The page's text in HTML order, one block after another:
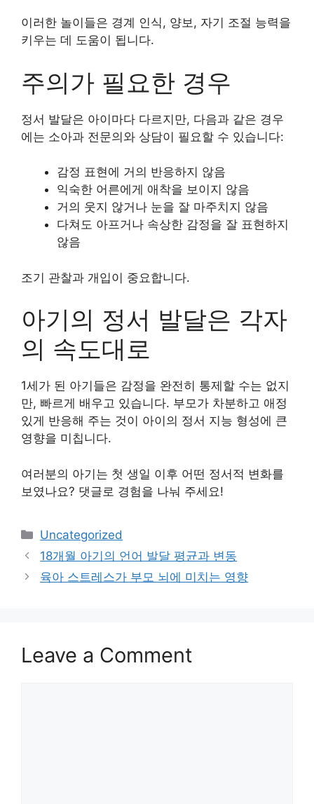
이러한 놀이들은 경계 인식, 양보, 자기 조절 능력을
키우는 데 도움이 됩니다.
주의가 필요한 경우
정서 발달은 아이마다 다르지만, 다음과 같은 경우
에는 소아과 전문의와 상담이 필요할 수 있습니다:
감정 표현에 거의 반응하지 않음
익숙한 어른에게 애착을 보이지 않음
거의 웃지 않거나 눈을 잘 마주치지 않음
다쳐도 아프거나 속상한 감정을 잘 표현하지
않음
조기 관찰과 개입이 중요합니다.
아기의 정서 발달은 각자
의 속도대로
1세가 된 아기들은 감정을 완전히 통제할 수는 없지
만, 빠르게 배우고 있습니다. 부모가 차분하고 애정
있게 반응해 주는 것이 아이의 정서 지능 형성에 큰
영향을 미칩니다.
여러분의 아기는 첫 생일 이후 어떤 정서적 변화를
보였나요? 댓글로 경험을 나눠 주세요!
Categories
Uncategorized
18개월 아기의 언어 발달 평균과 변동
육아 스트레스가 부모 뇌에 미치는 영향
Leave a Comment